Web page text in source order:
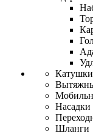
Насадки
Шланги